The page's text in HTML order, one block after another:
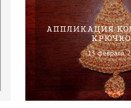
АППЛИКАЦИЯ
13 февраля,